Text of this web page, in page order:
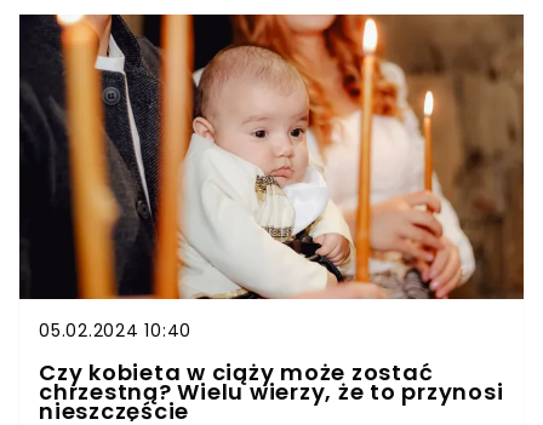
mamy już do czynienia z bardzo niebezpieczną
sytuacją.Parwowirus B19 dla płodu jest śmiertelnie
groźny. Przyszłe mamy, u których doszło do
zakażenia, muszą być pod stałą opieką lekarza, a
dziecko w łonie mamy może mieć nawet
przetaczaną krew. Ostatnio jest bardzo dużo
takich przypadków. A na czym polega cała
procedura, wyjaśnia nam lekarz, specjalista
położnictwa i ginekologii oraz perinatolog, Robert
Brawura Biskupski Samaha.
05.02.2024 10:40
Czy kobieta w ciąży może zostać
chrzestną? Wielu wierzy, że to przynosi
nieszczęście